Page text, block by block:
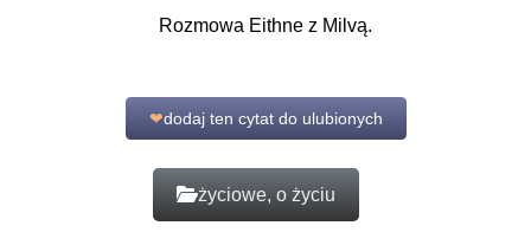
Rozmowa Eithne z Milvą.
❤dodaj ten cytat do ulubionych
życiowe, o życiu